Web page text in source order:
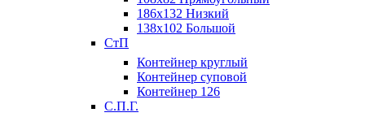
186х132 Низкий
138х102 Большой
СтП
Контейнер круглый
Контейнер суповой
Контейнер 126
С.П.Г.